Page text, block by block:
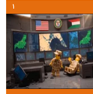
۱